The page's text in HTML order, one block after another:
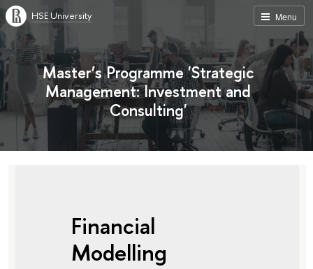
Menu
HSE University
Master’s Programme 'Strategic
Management: Investment and
Consulting'
Financial
Modelling